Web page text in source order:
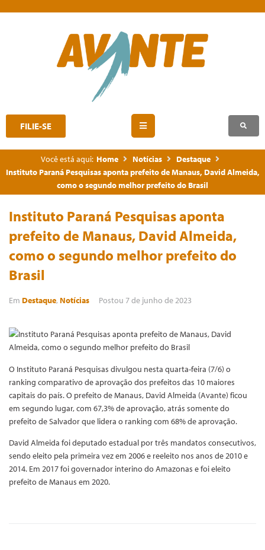
FILIE-SE
Você está aqui: Home Notícias
Destaque
Instituto Paraná Pesquisas aponta prefeito de Manaus, David Almeida,
como o segundo melhor prefeito do Brasil
Instituto Paraná Pesquisas aponta
prefeito de Manaus, David Almeida,
como o segundo melhor prefeito do
Brasil
Em Destaque, Notícias Postou 7 de junho de 2023
O Instituto Paraná Pesquisas divulgou nesta quarta-feira (7/6) o
ranking comparativo de aprovação dos prefeitos das 10 maiores
capitais do país. O prefeito de Manaus, David Almeida (Avante) ficou
em segundo lugar, com 67,3% de aprovação, atrás somente do
prefeito de Salvador que lidera o ranking com 68% de aprovação.
David Almeida foi deputado estadual por três mandatos consecutivos,
sendo eleito pela primeira vez em 2006 e reeleito nos anos de 2010 e
2014. Em 2017 foi governador interino do Amazonas e foi eleito
prefeito de Manaus em 2020.